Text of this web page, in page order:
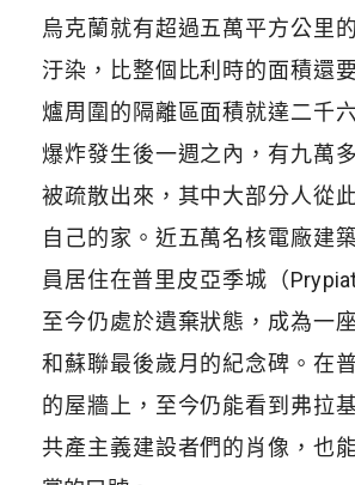
烏克蘭就有超過五萬平方公里
汙染，比整個比利時的面積還
爐周圍的隔離區面積就達二千
爆炸發生後一週之內，有九萬
被疏散出來，其中大部分人從
自己的家。近五萬名核電廠建
員居住在普里皮亞季城（
至今仍處於遺棄狀態，成為一
和蘇聯最後歲月的紀念碑。在
的屋牆上，至今仍能看到弗拉
共產主義建設者們的肖像，也